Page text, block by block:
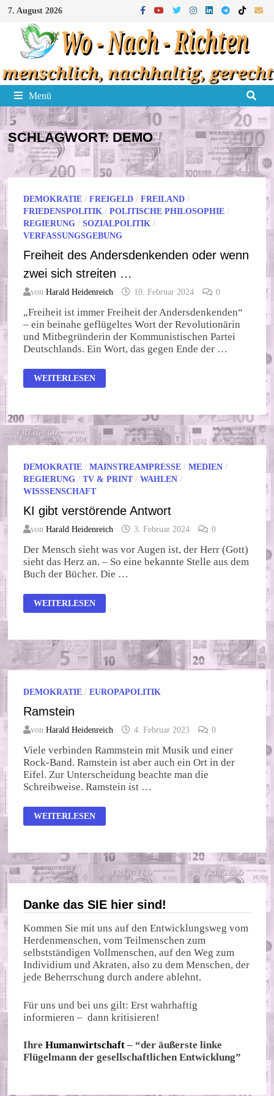
Zum
Inhalt
springen
7. August 2026
Menü
SCHLAGWORT: DEMO
DEMOKRATIE /FREIGELD /FREILAND /
FRIEDENSPOLITIK /POLITISCHE PHILOSOPHIE /
REGIERUNG /SOZIALPOLITIK /
VERFASSUNGSGEBUNG
Freiheit des Andersdenkenden oder wenn
zwei sich streiten …
vonHarald Heidenreich 10. Februar 2024 0
„Freiheit ist immer Freiheit der Andersdenkenden“
– ein beinahe geflügeltes Wort der Revolutionärin
und Mitbegründerin der Kommunistischen Partei
Deutschlands. Ein Wort, das gegen Ende der …
FREIHEIT
DES
ZWEI
SICH
STREITEN
…
WEITERLESEN
DEMOKRATIE /MAINSTREAMPRESSE /MEDIEN /
REGIERUNG /TV & PRINT/WAHLEN /
WISSSENSCHAFT
KI gibt verstörende Antwort
vonHarald Heidenreich 3. Februar 2024 0
Der Mensch sieht was vor Augen ist, der Herr (Gott)
sieht das Herz an. – So eine bekannte Stelle aus dem
Buch der Bücher. Die …
KI
GIBT
WEITERLESEN
DEMOKRATIE /EUROPAPOLITIK
Ramstein
vonHarald Heidenreich 4. Februar 2023 0
Viele verbinden Rammstein mit Musik und einer
Rock-Band. Ramstein ist aber auch ein Ort in der
Eifel. Zur Unterscheidung beachte man die
Schreibweise. Ramstein ist …
RAMSTEIN
WEITERLESEN
Danke das SIE hier sind!
Kommen Sie mit uns auf den Entwicklungsweg vom
Herdenmenschen, vom Teilmenschen zum
selbstständigen Vollmenschen, auf den Weg zum
Individium und Akraten, also zu dem Menschen, der
jede Beherrschung durch andere ablehnt.
Für uns und bei uns gilt: Erst wahrhaftig
informieren – dann kritisieren!
IhreHumanwirtschaft – “der äußerste linke
Flügelmann der gesellschaftlichen Entwicklung”